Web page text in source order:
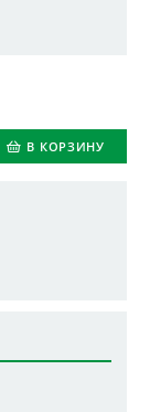
В КОРЗИНУ